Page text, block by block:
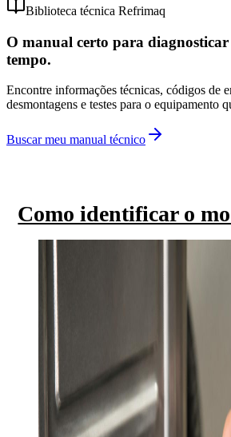
Biblioteca técnica Refrimaq
O manual certo para diagnosticar
tempo.
Encontre informações técnicas, códigos de
desmontagens e testes para o equipamento
Buscar meu manual técnico
Como identificar o